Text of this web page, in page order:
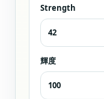
Strength
輝度